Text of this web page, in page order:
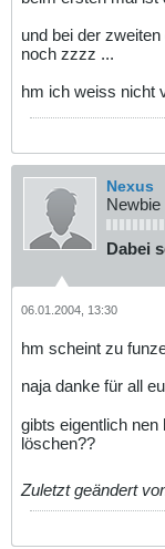
und bei der
noch zzzz ...
hm ich weiss nicht
Nexus
Newbie
Dabei
06.01.2004, 13:30
hm scheint zu
naja danke für all
gibts eigentlich
löschen??
Zuletzt geändert